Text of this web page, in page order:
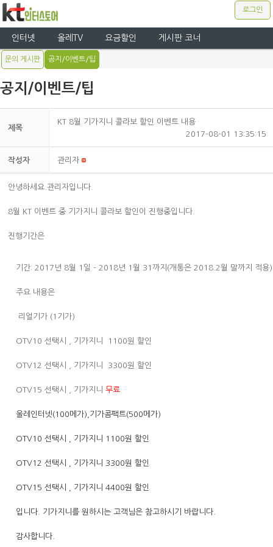
로그인
인터넷 올레TV 요금할인 게시판 코너
문의 게시판 공지/이벤트/팁
공지/이벤트/팁
제목
KT 8월 기가지니 콜라보 할인 이벤트 내용
2017-08-01 13:35:15
작성자 관리자
안녕하세요.관리자입니다.
8월 KT 이벤트 중 기가지니 콜라보 할인이 진행중입니다.
진행기간은
기간: 2017년 8월 1일 - 2018년 1월 31까지(개통은 2018.2월 말까지 적용)
주요 내용은
리얼기가 (1기가)
OTV10 선택시 , 기가지니 1100원 할인
OTV12 선택시 , 기가지니 3300원 할인
OTV15 선택시 , 기가지니 무료
올레인터넷(100메가),기가콤팩트(500메가)
OTV10 선택시 , 기가지니 1100원 할인
OTV12 선택시 , 기가지니 3300원 할인
OTV15 선택시 , 기가지니 4400원 할인
입니다. 기가지니를 원하시는 고객님은 참고하시기 바랍니다.
감사합니다.